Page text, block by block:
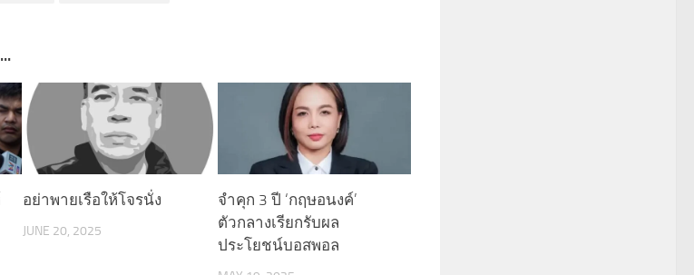
อย่าพายเรือให้โจรนั่ง
JUNE 20, 2025
จำคุก 3 ปี ‘กฤษอนงค์’
ตัวกลางเรียกรับผล
ประโยชน์บอสพอล